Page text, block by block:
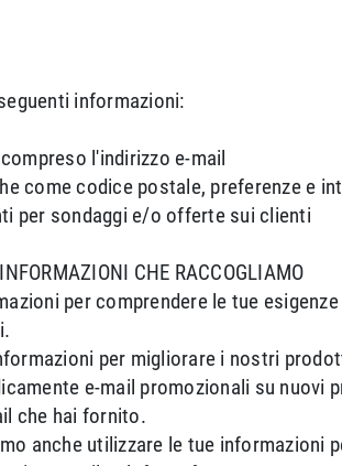
informazioni:
l'indirizzo e-mail
come codice postale, preferenze e
per sondaggi e/o offerte sui clienti
CHE RACCOGLIAMO
per comprendere le tue
per migliorare i nostri
e-mail promozionali su
che hai fornito.
anche utilizzare le tue informazioni